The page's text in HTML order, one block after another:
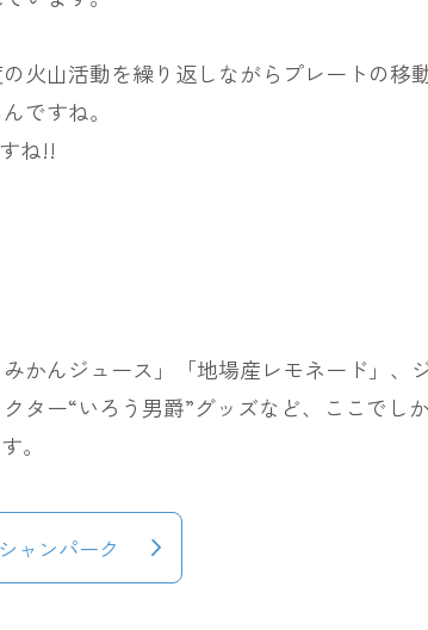
火山活動を繰り返しながらプレートの移
ですね。
ね!!
んジュース」「地場産レモネード」、
ター“いろう男爵”グッズなど、ここでし
。
ャンパーク